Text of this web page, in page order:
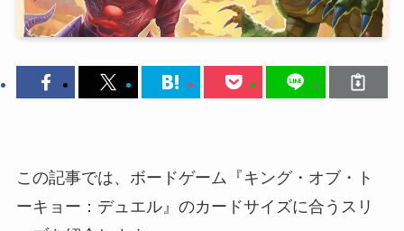
この記事では、ボードゲーム『キング・オブ・ト
ーキョー：デュエル』のカードサイズに合うスリ